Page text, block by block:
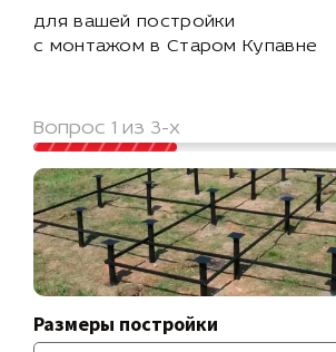
для вашей постройки
с монтажом в Старом Купавне
Вопрос 1 из 3-х
Размеры постройки